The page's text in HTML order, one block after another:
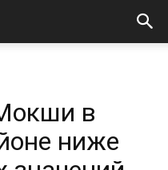
в
ниже